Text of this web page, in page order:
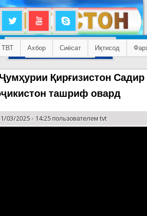
ТВТ Ахбор Сиёсат Иқтисод
Қирғизистон
ташриф овард
03/2025 - 14:25 пользователем tvt